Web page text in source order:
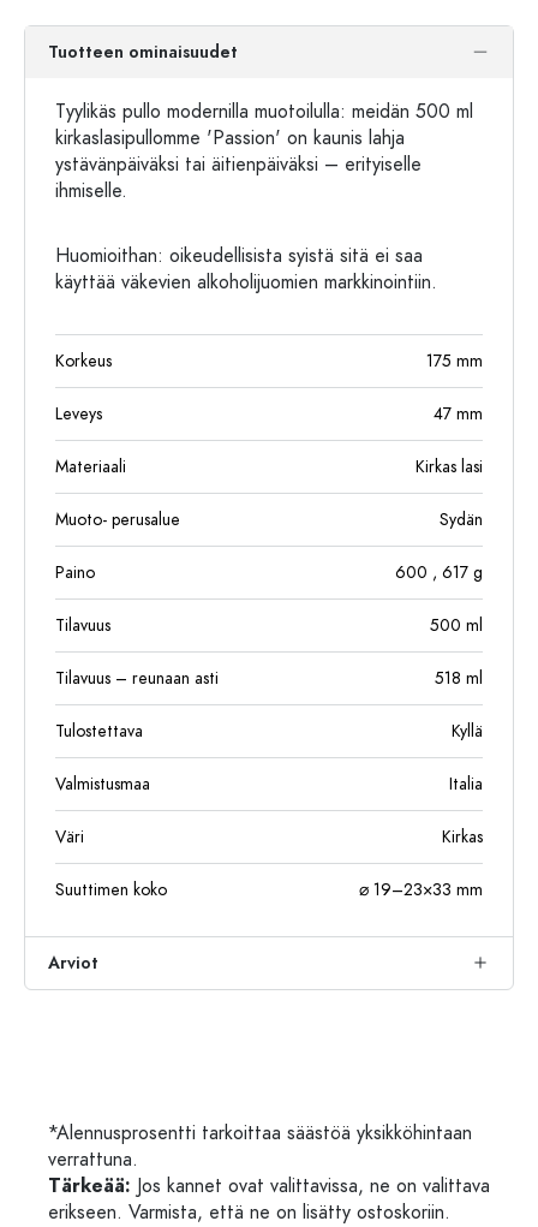
Tuotteen ominaisuudet
Tyylikäs pullo modernilla muotoilulla: meidän 500 ml
kirkaslasipullomme 'Passion' on kaunis lahja
ystävänpäiväksi tai äitienpäiväksi – erityiselle
ihmiselle.
Huomioithan: oikeudellisista syistä sitä ei saa
käyttää väkevien alkoholijuomien markkinointiin.
Korkeus 175 mm
Leveys 47 mm
Materiaali Kirkas lasi
Muoto- perusalue Sydän
Paino 600 , 617 g
Tilavuus 500 ml
Tilavuus – reunaan asti 518 ml
Tulostettava Kyllä
Valmistusmaa Italia
Väri Kirkas
Suuttimen koko ⌀ 19–23×33 mm
Arviot
*Alennusprosentti tarkoittaa säästöä yksikköhintaan
verrattuna.
Tärkeää: Jos kannet ovat valittavissa, ne on valittava
erikseen. Varmista, että ne on lisätty ostoskoriin.